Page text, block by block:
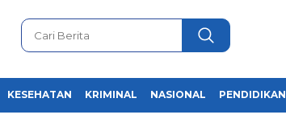
KESEHATAN KRIMINAL NASIONAL PENDIDIKAN